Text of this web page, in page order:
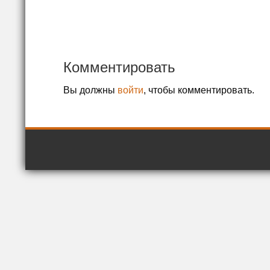
Комментировать
Вы должны войти, чтобы комментировать.